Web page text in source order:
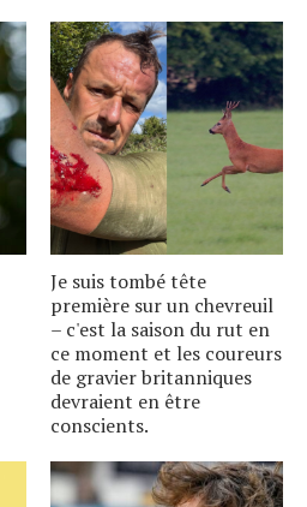
Je suis tombé tête
première sur un chevreuil
– c'est la saison du rut en
ce moment et les coureurs
de gravier britanniques
devraient en être
conscients.